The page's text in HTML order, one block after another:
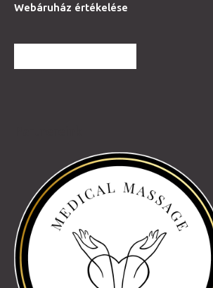
Webáruház értékelése